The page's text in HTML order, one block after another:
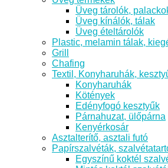
Üveg tárolók,
Üveg kínálók, tálak
Üveg ételtárolók
Plastic, melamin tálak,
Grill
Chafing
Textil, Konyharuhák,
Konyharuhák
Kötények
Edényfogó kesztyűk
Párnahuzat, ülőpárna
Kenyérkosár
Asztalterítő, asztali futó
Papírszalvéták,
Egyszínű koktél